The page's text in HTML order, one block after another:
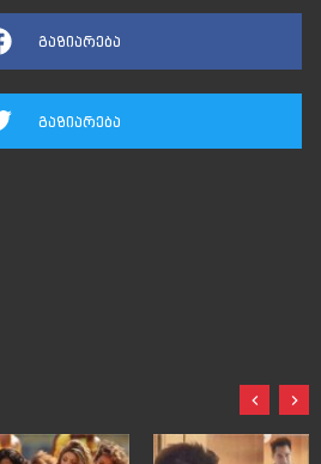
გაზიარება
გაზიარება